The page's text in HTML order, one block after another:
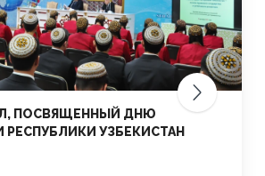
ПОСВЯЩЕННЫЙ ДНЮ
РЕСПУБЛИКИ УЗБЕКИСТАН